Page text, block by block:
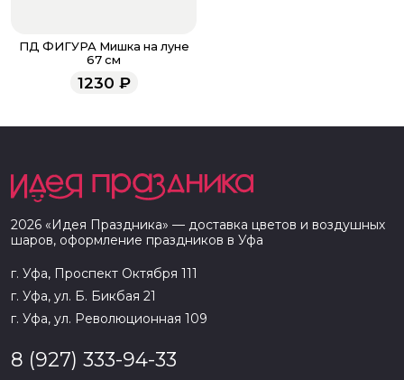
ПД ФИГУРА Мишка на луне
67 см
1230 ₽
2026 «Идея Праздника» — доставка цветов и воздушных
шаров, оформление праздников в Уфа
г. Уфа, Проспект Октября 111
г. Уфа, ул. Б. Бикбая 21
г. Уфа, ул. Революционная 109
8 (927) 333-94-33